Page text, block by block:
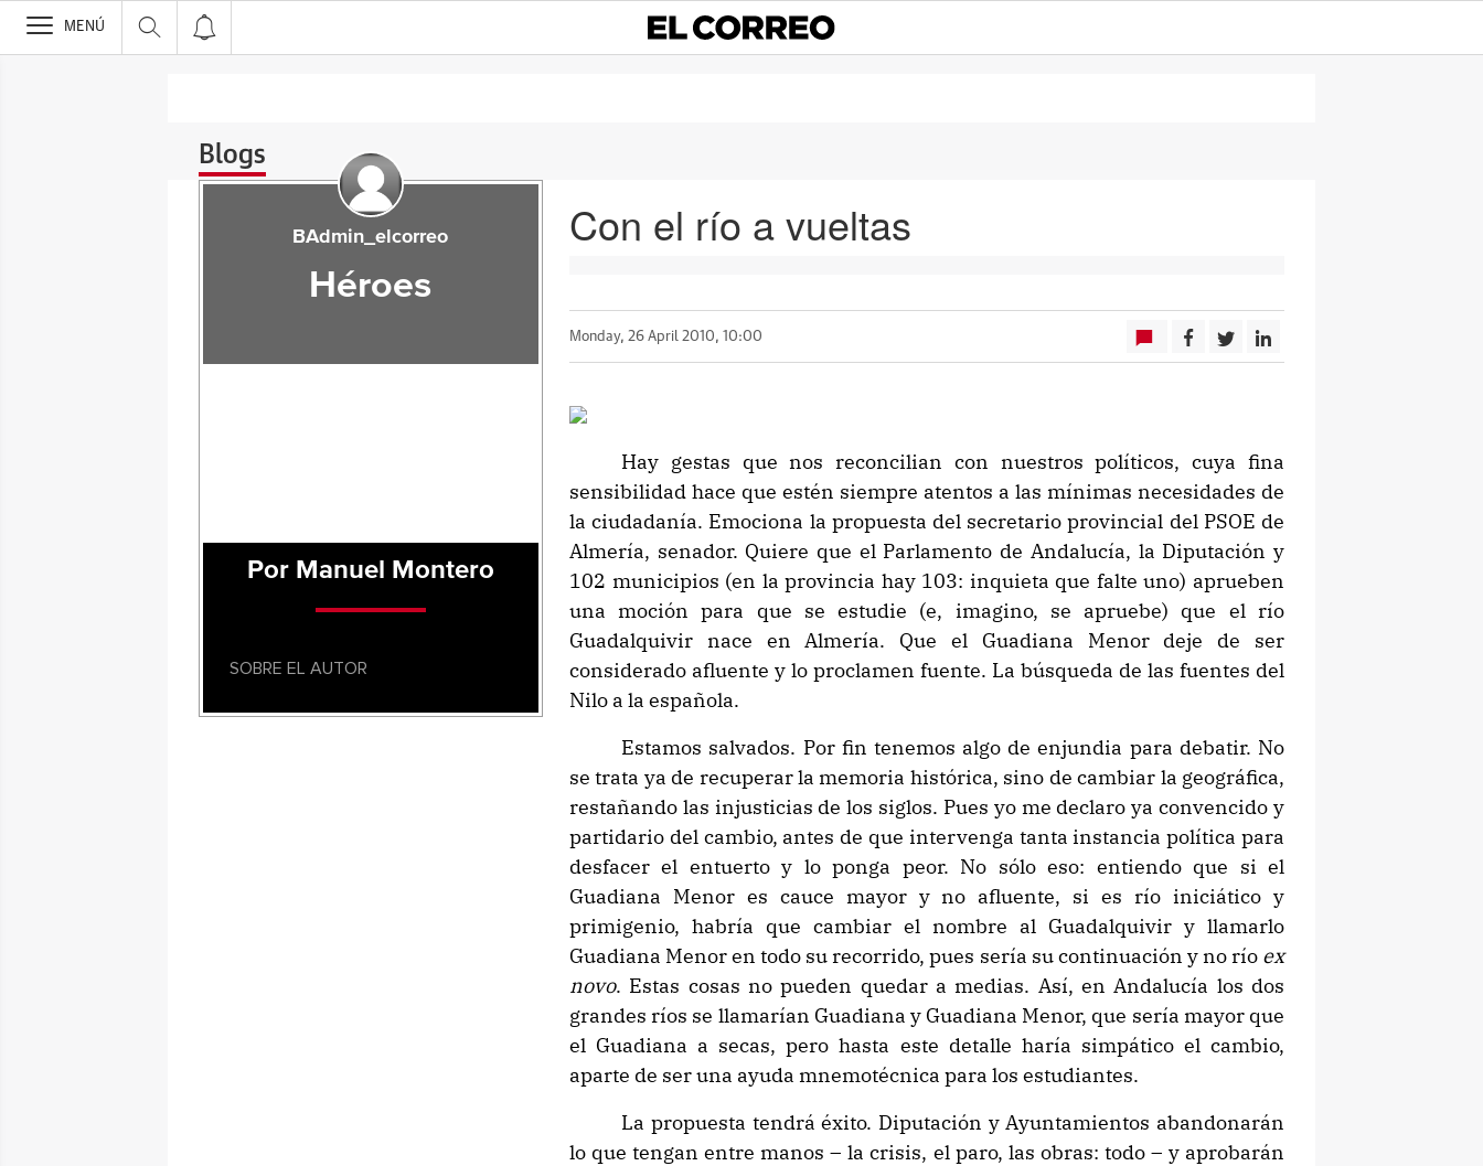
>
MENÚ
Blogs
Con el río a vueltas
Monday, 26 April 2010, 10:00
Hay gestas que nos reconcilian con nuestros políticos, cuya fina
sensibilidad hace que estén siempre atentos a las mínimas necesidades de
la ciudadanía. Emociona la propuesta del secretario provincial del PSOE de
Almería, senador. Quiere que el Parlamento de Andalucía, la Diputación y
102 municipios (en la provincia hay 103: inquieta que falte uno) aprueben
una moción para que se estudie (e, imagino, se apruebe) que el río
Guadalquivir nace en Almería. Que el Guadiana Menor deje de ser
considerado afluente y lo proclamen fuente. La búsqueda de las fuentes del
Nilo a la española.
Estamos salvados. Por fin tenemos algo de enjundia para debatir. No
se trata ya de recuperar la memoria histórica, sino de cambiar la geográfica,
restañando las injusticias de los siglos. Pues yo me declaro ya convencido y
partidario del cambio, antes de que intervenga tanta instancia política para
desfacer el entuerto y lo ponga peor. No sólo eso: entiendo que si el
Guadiana Menor es cauce mayor y no afluente, si es río iniciático y
primigenio, habría que cambiar el nombre al Guadalquivir y llamarlo
Guadiana Menor en todo su recorrido, pues sería su continuación y no río ex
novo. Estas cosas no pueden quedar a medias. Así, en Andalucía los dos
grandes ríos se llamarían Guadiana y Guadiana Menor, que sería mayor que
el Guadiana a secas, pero hasta este detalle haría simpático el cambio,
aparte de ser una ayuda mnemotécnica para los estudiantes.
La propuesta tendrá éxito. Diputación y Ayuntamientos abandonarán
lo que tengan entre manos – la crisis, el paro, las obras: todo – y aprobarán
BAdmin_elcorreo
Héroes
Por Manuel Montero
SOBRE EL AUTOR